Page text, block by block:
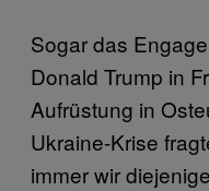
Sogar das
Donald Trump in
Aufrüstung in
Ukraine-Krise
immer wir